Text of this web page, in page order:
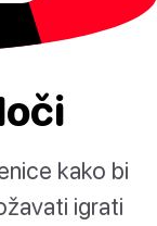
kako bi
igrati